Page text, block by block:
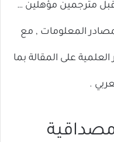
مترجمين مؤهلين …
المعلومات , مع
على المقالة بما
.